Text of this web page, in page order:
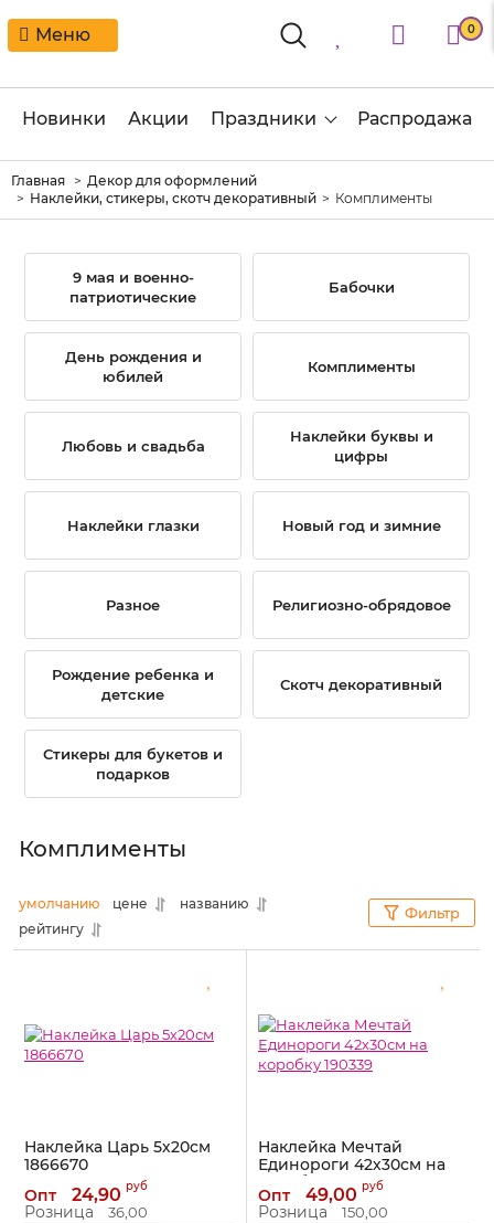
Меню 0
Новинки Акции Праздники Распродажа
Главная
Декор для оформлений
Наклейки, стикеры, скотч декоративный
Комплименты
9 мая и военно-
патриотические
Бабочки
День рождения и
юбилей
Комплименты
Любовь и свадьба
Наклейки буквы и
цифры
Наклейки глазки Новый год и зимние
Разное Религиозно-обрядовое
Рождение ребенка и
детские
Скотч декоративный
Стикеры для букетов и
подарков
Комплименты
умолчанию цене
названию
рейтингу
Фильтр
Наклейка Царь 5х20см
1866670
Артикул: 1866670
Опт 24,90 руб
Розница 36,00
Наклейка Мечтай
Единороги 42х30см на
коробку 190339
Артикул: 190339
Опт 49,00 руб
Розница 150,00